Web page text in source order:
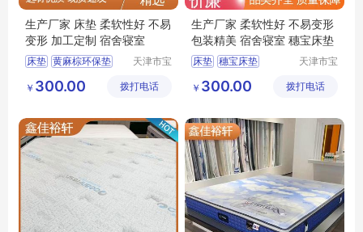
生产厂家 床垫 柔软性好 不易
变形 加工定制 宿舍寝室
床垫 黄麻棕环保垫
3D丝床垫
天津市宝
裕轩床垫
￥ 300.00 拨打电话
生产厂家 柔软性好 不易变形
包装精美 宿舍寝室 穗宝床垫
床垫 穗宝床垫
3D丝床垫
天津市宝
裕轩床垫
￥ 300.00 拨打电话